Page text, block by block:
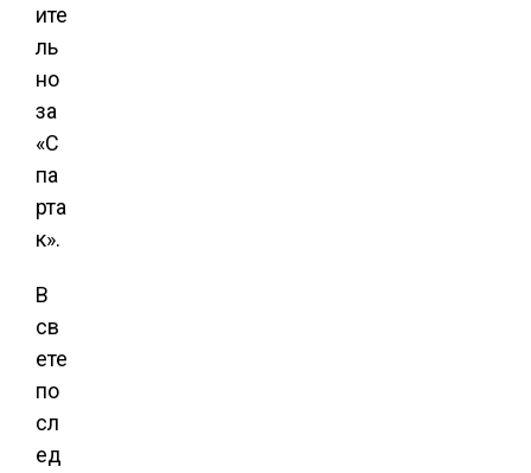
ите
ль
но
за
«С
па
рта
к».
В
св
ете
по
сл
ед